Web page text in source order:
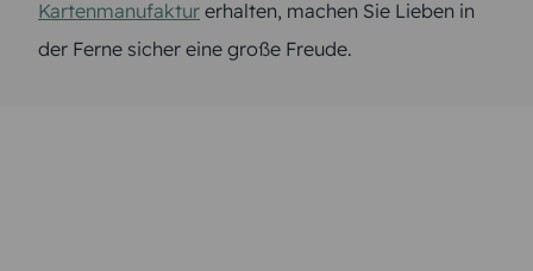
Kartenmanufaktur erhalten, machen Sie Lieben in
der Ferne sicher eine große Freude.